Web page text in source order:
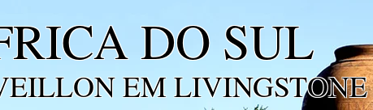
DO SUL
EM LIVINGSTONE